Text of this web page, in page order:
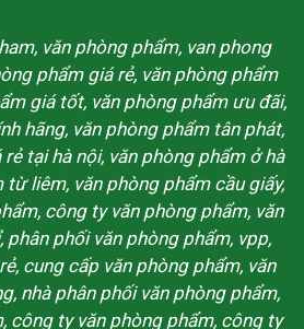
văn phòng phẩm, van phong
phẩm giá rẻ, văn phòng phẩm
giá tốt, văn phòng phẩm ưu đãi,
hãng, văn phòng phẩm tân phát,
tại hà nội, văn phòng phẩm ở hà
từ liêm, văn phòng phẩm cầu giấy,
công ty văn phòng phẩm, văn
phối văn phòng phẩm, vpp,
cung cấp văn phòng phẩm, văn
nhà phân phối văn phòng phẩm,
công ty văn phòng phẩm, công ty